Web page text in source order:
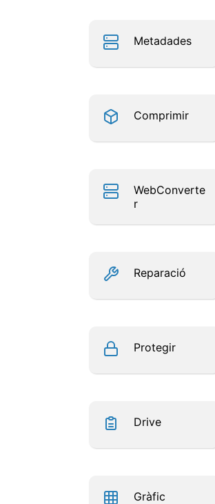
Metadades
Comprimir
WebConverte
r
Reparació
Protegir
Drive
Gràfic